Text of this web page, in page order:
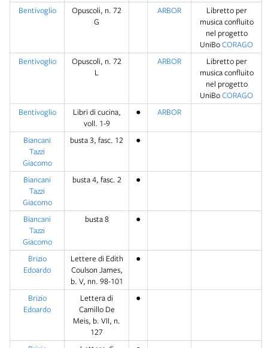
Bentivoglio
Opuscoli, n. 72
G
ARBOR
Libretto per
musica confluito
nel progetto
UniBoCORAGO
Bentivoglio
Opuscoli, n. 72
L
ARBOR
Libretto per
musica confluito
nel progetto
UniBoCORAGO
Bentivoglio
Libri di cucina,
voll. 1-9
● ARBOR
Biancani
Tazzi
Giacomo
busta 3, fasc. 12 ●
Biancani
Tazzi
Giacomo
busta 4, fasc. 2 ●
Biancani
Tazzi
Giacomo
busta 8 ●
Brizio
Edoardo
Lettere di Edith
Coulson James,
b. V, nn. 98-101
●
Brizio
Edoardo
Lettera di
Camillo De
Meis, b. VII, n.
127
●